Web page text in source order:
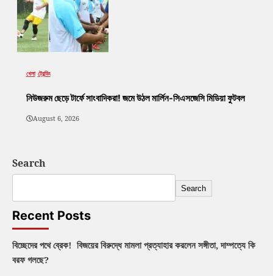
খেলা ট্রেন্ডিং
নিউজরুম ছেড়ে টার্ফে সাংবাদিকরা! জমে উঠল মার্লিন-সিএসজেসি মিডিয়া ফুটবল
August 6, 2026
Search
Search
Recent Posts
বিচ্ছেদের পথে ব্রেক! বিজয়ের বিরুদ্ধে মামলা প্রত্যাহার করলেন সঙ্গীতা, দাম্পত্যে কি
বরফ গলছে?